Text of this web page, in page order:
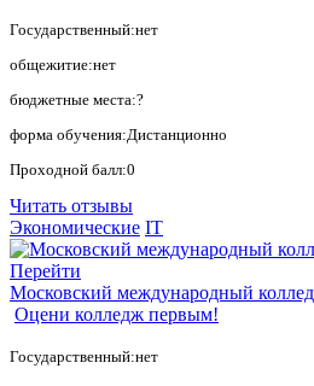
Государственный:нет
общежитие:нет
бюджетные места:?
форма обучения:Дистанционно
Проходной балл:0
Читать отзывы
Экономические IT
Перейти
Московский международный
Оцени колледж первым!
Государственный:нет